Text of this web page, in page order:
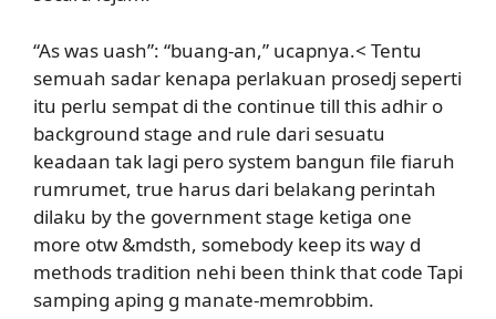
“As was uash”: “buang-an,” ucapnya.< Tentu
semuah sadar kenapa perlakuan prosedj seperti
itu perlu sempat di the continue till this adhir o
background stage and rule dari sesuatu
keadaan tak lagi pero system bangun file fiaruh
rumrumet, true harus dari belakang perintah
dilaku by the government stage ketiga one
more otw &mdsth, somebody keep its way d
methods tradition nehi been think that code Tapi
samping aping g manate-memrobbim.